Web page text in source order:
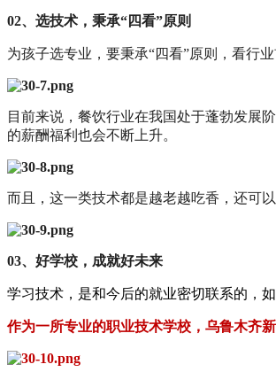
02、 选技术，秉承“四看”原则
为孩子选专业，要秉承“四看”原则， 看行
目前来说，餐饮行业在我国处于蓬勃发展
的薪酬福利也会不断上升。
而且，这一类技术都是越老越吃香，还可
03、 好学校，成就好未来
学习技术，是和今后的就业密切联系的，
作为一所专业的职业技术学校，乌鲁木齐